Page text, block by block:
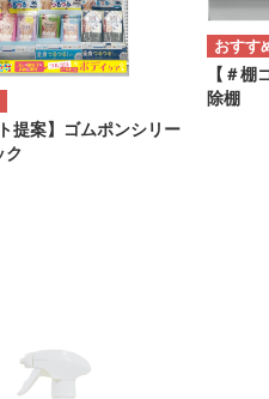
提案】ゴムポンシリー
【＃
除棚